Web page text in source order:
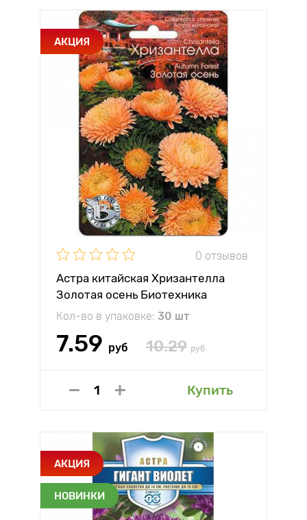
АКЦИЯ
0 отзывов
Астра китайская Хризантелла
Золотая осень Биотехника
Кол-во в упаковке: 30 шт
7.59 руб 10.29 руб
Купить
АКЦИЯ
НОВИНКИ